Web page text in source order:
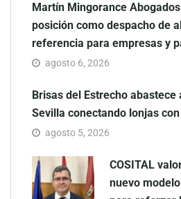
Martín Mingorance
posición como despacho de
referencia para empresas y
agosto 6, 2026
Brisas del Estrecho
Sevilla conectando lonjas
agosto 5, 2026
COSITAL
nuevo